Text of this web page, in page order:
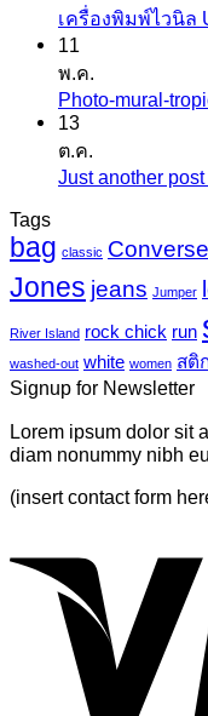
เครื่องพิมพ์ไวนิล
11
พ.ค.
Photo-mural-
13
ต.ค.
Just another
Tags
bag classic Converse
Jones jeans Jumper
River Island rock chick run
washed-out white women สติ
Signup for Newsletter
Lorem ipsum dolor sit
diam nonummy nibh
(insert contact form